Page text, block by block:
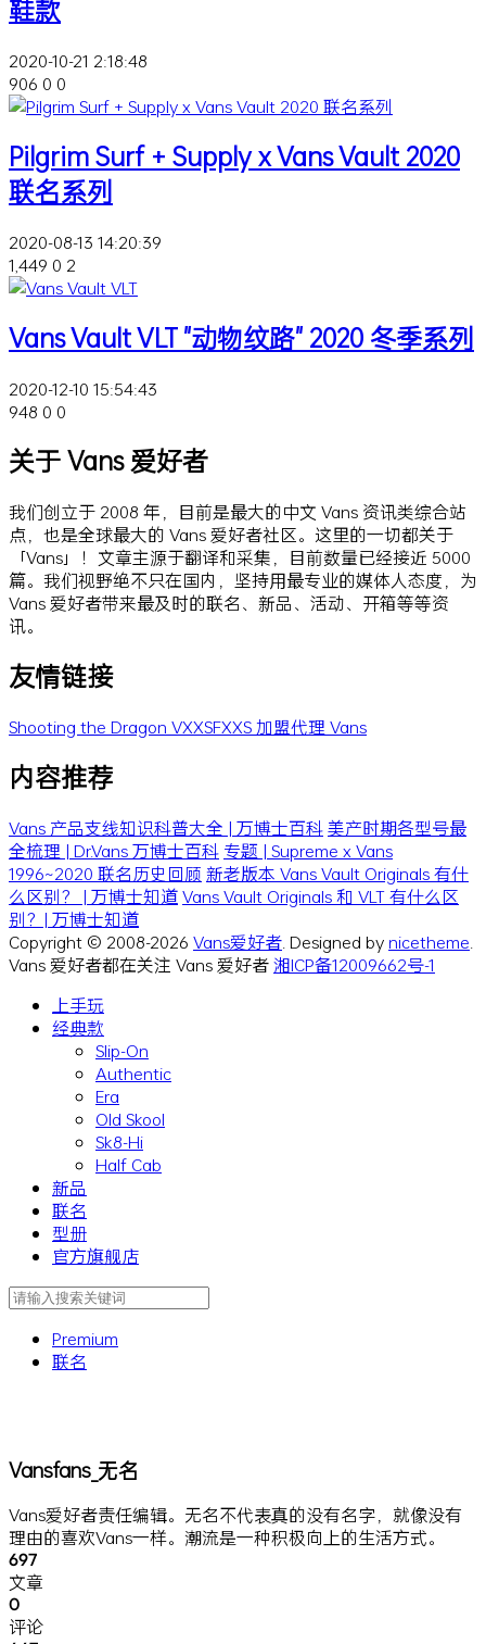
鞋款
2020-10-21 2:18:48
906 0 0
Pilgrim Surf + Supply x Vans Vault 2020
联名系列
2020-08-13 14:20:39
1,449 0 2
Vans Vault VLT "动物纹路" 2020 冬季系列
2020-12-10 15:54:43
948 0 0
关于 Vans 爱好者
我们创立于 2008 年，目前是最大的中文 Vans 资讯类综合站
点，也是全球最大的 Vans 爱好者社区。这里的一切都关于
「Vans」！文章主源于翻译和采集，目前数量已经接近 5000
篇。我们视野绝不只在国内，坚持用最专业的媒体人态度，为
Vans 爱好者带来最及时的联名、新品、活动、开箱等等资
讯。
友情链接
Shooting the Dragon VXXSFXXS加盟代理 Vans
内容推荐
Vans 产品支线知识科普大全 | 万博士百科美产时期各型号最
全梳理 | Dr.Vans 万博士百科 专题 | Supreme x Vans
1996~2020 联名历史回顾 新老版本 Vans Vault Originals 有什
么区别？ | 万博士知道Vans Vault Originals 和 VLT 有什么区
别？| 万博士知道
Copyright © 2008-2026 Vans爱好者 . Designed bynicetheme
Vans 爱好者都在关注 Vans 爱好者湘ICP备12009662号-1
上手玩
经典款
Slip-On
Authentic
Era
Old Skool
Sk8-Hi
Half Cab
新品
联名
型册
官方旗舰店
Premium
联名
Vansfans_无名
Vans爱好者责任编辑。无名不代表真的没有名字，就像没有
理由的喜欢Vans一样。潮流是一种积极向上的生活方式。
697
文章
0
评论